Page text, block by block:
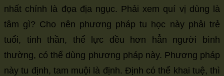
nhất chính là đọa địa ngục. Phải xem quí vị dùng là
tâm gì? Cho nên phương pháp tu học này phải trẻ
tuổi, tinh thần, thể lực đều hơn hẳn người bình
thường, có thể dùng phương pháp này. Phương pháp
này tu định, tam muội là định. Định có thể khai tuệ, thì